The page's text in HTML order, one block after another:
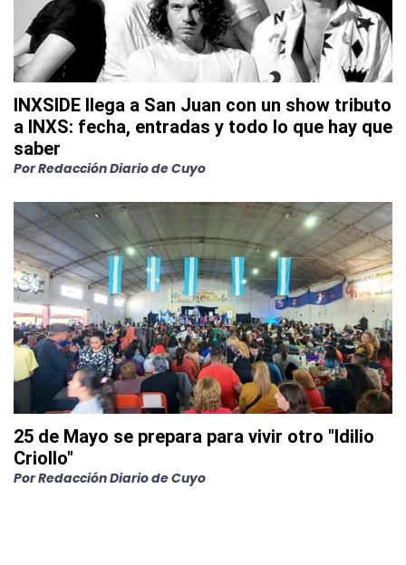
INXSIDE llega a San Juan con un show tributo
a INXS: fecha, entradas y todo lo que hay que
saber
PorRedacción Diario de Cuyo
25 de Mayo se prepara para vivir otro "Idilio
Criollo"
PorRedacción Diario de Cuyo